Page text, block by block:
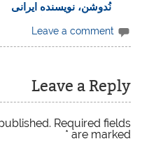
نُدوشن، نویسنده ایرانی
Leave a comment
Leave a Reply
Required fields
are marked
*